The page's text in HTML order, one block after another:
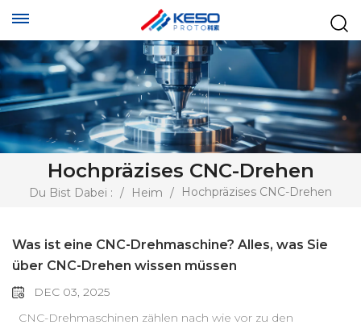
Hochpräzises CNC-Drehen
Du Bist Dabei : / Heim / Hochpräzises CNC-Drehen
Was ist eine CNC-Drehmaschine? Alles, was Sie
über CNC-Drehen wissen müssen
DEC 03, 2025
CNC-Drehmaschinen zählen nach wie vor zu den wichtigsten Maschinentypen in der modernen Fertigung und treiben Branchen von der Automobil- bis zur Luft- und Raumfahrtindustrie mit Präzision, Geschwindigkeit und Wiederholgenauigkeit an. Wenn Sie sich für Ihr nächstes Projekt mit CNC-Drehen beschäftigen – oder CNC-Drehmaschinen vergleichen, CNC-Drehmaschinen an einem Gerät vergleichen oder einfach nur verstehen möchten, was eine CNC-Drehmaschine ist – bietet Ihnen dieser Leitfaden alle Informationen, die Sie für fundierte Entscheidungen benötigen. Und wenn Sie schnelle und zuverlässige Bearbeitungsdienstleistungen suchen, bieten wir hochpräzises CNC-Drehen und -Fräsen mit sofortiger Angebotserstellung und einer großen Materialauswahl für Prototypenbau und Serienfertigung. CNC-Drehmaschinen verstehen Definition und Hauptkomponenten einer CNC-Drehmaschine Eine CNC-Drehmaschine ist eine computergesteuerte Werkzeugmaschine, die ein Werkstück dreht, während Schneidwerkzeuge Material abtragen, um zylindrische oder konische Geometrien zu erzeugen. Im Gegensatz zu manuellen Drehmaschinen arbeiten CNC-Drehmaschinen mit programmierten Befehlen und gewährleisten so gleichbleibende Abmessungen auch bei großen Produktionsserien. Eine typische CNC-Drehmaschine umfasst: Spindelstock: Beherbergt die Spindel, die das Werkstück dreht Chuck: greift das Material Werkzeugrevolver: Nimmt mehrere CNC-Werkzeuge auf Bett und Schlitten: sorgen für Maschinenstabilität Steuerungssystem: führt CNC-Drehprogramme aus Reitstock (optional): Stützt lange Werkstücke Diese Elemente arbeiten zusammen, um einen gleichmäßigen und präzisen Schnitt zu ermöglichen, wodurch sich das CNC-Drehen sowohl für einfache Wellen als auch für hochkomplexe Bauteile eignet. Unterschiede zwischen CNC-Drehmaschinen und konventionellen Drehmaschinen Konventionelle Drehmaschinen erfordern manuelle Einstellungen, was die Produktion verlangsamt und menschliche Fehler begünstigt. Eine CNC-Drehmaschine hingegen arbeitet mit automatisierten Werkzeugwegen, die im G-Code definiert sind. Zu den Vorteilen gehören: Schnellere Zykluszeiten Höhere Präzision und Wiederholgenauigkeit Mehr Sicherheit Fähigkeit zum Umgang mit komplexen Geometrien Automatisierte Mehrwerkzeug-Operationen Für Hersteller, die Genauigkeit im Mikrometerbereich oder eine gleichbleibende Produktion Tag für Tag benötigen, sind CNC-Drehmaschinen manuellen Maschinen in jeder Hinsicht überlegen.. Hauptvorteile der CNC-Drehtechnik CNC-Drehen bietet mehrere entscheidende Vorteile: Überlegene Rundheit und Konzentrizität für Rotationsteile Hervorragende Oberflächengüte dank kontinuierlichem Schneiden Hohe Materialverträglichkeit, einschließlich Aluminium, Stahl, Edelstahl, Kupfer, Messing, Kunststoffe und mehr. Hervorragende Skalierbarkeit, von Prototypen bis zur Massenproduktion Enge Toleranzen, oft ±0,005 mm bei High-End-Systemen Diese Stärken erklären, warum CNC-Drehmaschinen in nahezu allen Fertigungsbranchen nach wie vor eine grundlegende Rolle spielen. Funktionsweise von CNC-Drehmaschinen Überblick über den Drehprozess Der CNC-Drehprozess beginnt mit dem Einspannen des Rohmaterials – typischerweise eines Stabes oder Rohlings – in das Spannfutter. Während die Spindel das Werkstück dreht, bewegen sich die CNC-Schneidwerkzeuge linear entlang der X- und Z-Achse, um Material abzutragen und die gewünschte Geometrie zu erzeugen. CNC-Drehen ist besonders effizient für: Schächte Stecknadeln Buchsen Ärmel Threads Kundenspezifische zylindrische Formen Da sich das Werkstück dreht, während sich das Werkzeug bewegt, ist das Verfahren für Teile optimiert, bei denen Durchmessermerkmale dominieren. Grundlagen der CNC-Programmierung für Drehbearbeitungen Das Herzstück jeder CNC-Drehmaschine ist ein Programm, das aus G-Code und M-Code besteht. Diese Befehle weisen die Maschine an: Wie schnell dreht sich die Spindel? Wie schnell dringen Schneidwerkzeuge in das Material ein? Welche Tools sollen aktiviert werden? Welchem ​​Pfad sollte das Werkzeug folgen? Programme werden für einfache Teile oft manuell geschrieben oder für komplexe Geometrien mit CAD/CAM-Software generiert. Das Verständnis dieser Grundlagen ist für effizientes CNC-Drehen unerlässlich. Bewegungssteuerung und Spindelbetrieb CNC-Drehmaschinen synchronisieren die Bewegung zwischen Spindel und Schneidwerkzeugen. Die Werkzeugwege basieren auf präzisen Vorschubgeschwindigkeiten, berechneten Schnittgeschwindigkeiten und der richtigen Schnitttiefe. Moderne CNC-Drehmaschinen verwenden: Servomotoren für präzise Werkzeugbewegung Frequenzumrichter zur Steuerung der Spindeldrehzahl Automatische Werkzeugwechsler für die nahtlose Bearbeitung mehrerer Arbeitsgänge Zusammen bieten diese Systeme sowohl Geschwindigkeit als auch Genauigkeit. Gängige Typen von CNC-Drehmaschinen Horizontale CNC-Drehmaschinen Horizontale CNC-Drehmaschinen sind die am weitesten verbreiteten Drehmaschinen. Die Spindel ist parallel zum Maschinenbett ausgerichtet. Sie eignen sich hervorragend für die Bearbeitung langer, zylindrischer Teile und unterstützen sowohl Kleinserien als auch die Massenproduktion. Da die Späne auf natürliche Weise vom Bearbeitungsbereich wegfallen, bieten diese Maschinen eine ausgezeichnete Späneabfuhr, stabile Schnittbedingungen und flexible Revolverkonfigurationen. Die Größen reichen von kompakten Drehzentren – ideal für Kleinteile – bis hin zu robusten Industriedrehmaschinen, die Werkstücke mit Durchmessern von mehreren hundert Millimetern bearbeiten können. Viele Horizontalmaschinen lassen sich mit Stangenvorschub, automatischen Ladesystemen und Gegenspindeln ausstatten, um den Durchsatz zu erhöhen. Zu den wichtigsten zu bewertenden Faktoren gehören die Bettsteifigkeit, das Spindeldrehmoment und die Spindeldrehzahl, die Revolverkapazität und das maximale Verhältnis von Drehdurchmesser zu Drehlänge (L/D), welches die Stabilität und die Bearbeitungseffizienz beeinflusst. Typische Anwendungsbereiche: Wellen, Lagergehäuse, Zylinder, Zahnradrohlinge und verschiedene rotierende Bauteile. Vertikale CNC-Drehmaschinen Vertikale CNC-Drehmaschinen positionieren die Spindel vertikal, während das Werkstück auf einem horizontalen Tisch montiert ist. Diese Konfiguration ist ideal für Bauteile mit großem Durchmesser und geringer Höhe, da die Schwerkraft die Positionierung und die Stabilität der Werkstückspannung unterstützt. Zudem wird das Einlegen schwerer Teile sicherer und einfacher. Vertikaldrehmaschinen sind bekannt für ihre außergewöhnliche Steifigkeit bei der Bearbeitung großer, schwerer oder breiter Werkstücke und sind daher in Branchen, die übergroße Bauteile benötigen, unverzichtbar. Wichtige Faktoren sind der maximale Drehdurchmesser, die Tischbelastbarkeit, die Maschinensteifigkeit und die Spindelleistung. Typische Anwendungsbereiche: große Flansche, Scheiben, Turbinengehäuse, Rotoren und Komponenten für Windkraftanlagen, Bauwesen und Schwermaschinen. Präzisions-CNC-Drehmaschinen und Mehrachsenmaschinen Präzisions-CNC-Drehmaschinen und Mehrachsen-Drehzentren sind für komplexe Geometrien und engste Toleranzen ausgelegt. Diese Maschinen verfügen häufig über hochpräzise Linearführungen, Temperaturkompensationssysteme, Skalenrückmeldung und fortschrittliche CNC-Steuerungen. Mehrachsige Maschinen integrieren C-Achse, Y-Achse, Gegenspindeln und angetriebene Werkzeuge und ermöglichen so die komplette Bearbeitung – Drehen, Fräsen, Bohren und Gewindeschneiden – in einer einzigen Aufspannung. Dies reduziert die Zykluszeit, verbessert die Genauigkeit und eliminiert Nachbearbeitungen. Präzisionsmaschinen verwenden üblicherweise schnelllaufende, vibrationsarme Spindeln und starre Werkzeugsysteme (wie z. B. HSK- oder BT-Halter), um eine Genauigkeit im Mikrometerbereich und eine hervorragende Oberflächengüte zu erzielen. Typische Anwendungsgebiete: medizinische Implantate, Luft- und Raumfahrtkomponenten, Präzisionsinstrumententeile, hochwertige Formteile und alle Teile, die komplexe Profile oder enge Toleranzen erfordern. CNC-Drehmaschine im Vergleich zu anderen CNC-Maschinen Wesentliche Unterschiede zwischen CNC-Drehmaschinen und Fräsmaschinen Eine CNC-Drehmaschine arbeitet, indem das Werkstück mit hoher Geschwindigkeit rotiert, während das Schneidwerkzeug stationär bleibt oder sich entlang einer kontrollierten Achse bewegt. Dieses Drehverfahren eignet sich hervorragend zur Herstellung von runden, rohrförmigen und symmetrischen Formen mit gleichbleibender Rundlaufgenauigkeit. CNC-Fräsmaschinen hingegen tragen Material mithilfe eines rotierenden Schneidwerkzeugs ab, das sich entlang mehrerer Achsen bewegt. Fräsmaschinen sind besser geeignet für ebene Flächen, Nuten, Taschen und komplexe 3D-Formen. Im Vergleich zum Fräsen bietet eine CNC-Drehmaschine in der Regel eine höhere Effizienz bei rotierenden Bauteilen, einen schnelleren Materialabtrag bei zylindrischen Profilen und engere geometrische Toleranzen für Merkmale wie Durchmesser, Kegel und Gewinde. Wenn Sie mehr über Fräsprozesse erfahren möchten, lesen Sie unsere Erklärung zum Bettfräsen. Vorteile der Verwendung einer Drehmaschine für bestimmte Teile Bei der Fertigung von Wellen, Buchsen, Stiften, Distanzstücken und Gewindeverbindungen bietet eine CNC-Drehmaschine höchste Stabilität und Wiederholgenauigkeit. Die kontinuierliche Rotation des Werkstücks ermöglicht glatte Oberflächen und präzise Maßhaltigkeit, insbesondere bei langen oder schlanken Teilen. In der Serienfertigung reduziert das Drehen die Zykluszeit deutlich und senkt somit die Bearbeitungskosten. Moderne CNC-Drehmaschinen können zudem Bearbeitungsschritte wie Bohren, Gewindeschneiden, Einstechen und Abstechen direkt in derselben Aufspannung integrieren und so Nachbearbeitungsfehler minimieren. Diese kombinierte Funktionalität ist besonders vorteilhaft für Teile, die mehrere Bearbeitungsschritte erfordern, aber über alle Merkmale hinweg enge Toleranzen einhalten müssen. Anwendung